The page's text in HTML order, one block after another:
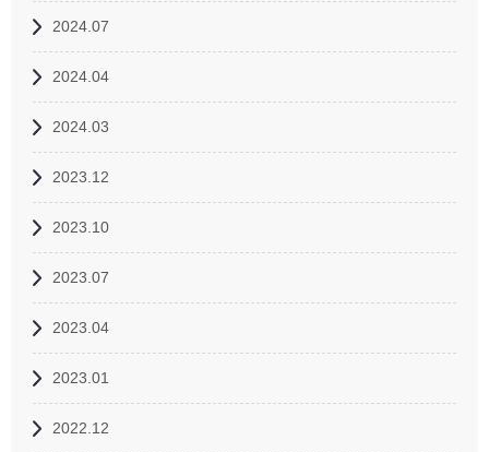
2024.07
2024.04
2024.03
2023.12
2023.10
2023.07
2023.04
2023.01
2022.12